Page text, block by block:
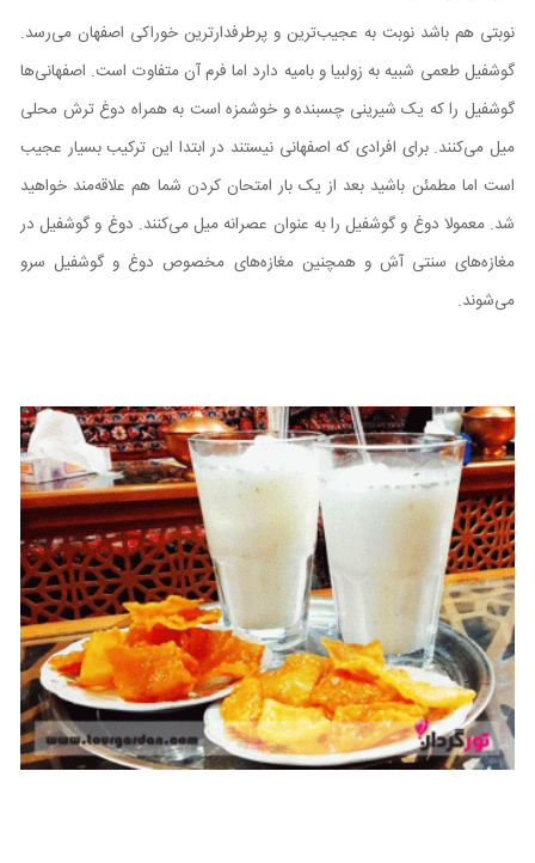
نوبتی هم باشد نوبت به عجیب‌ترین و پرطرفدارترین خوراکی اصفهان می‌رسد.
گوشفیل طعمی شبیه به زولبیا و بامیه دارد اما فرم آن متفاوت است. اصفهانی‌ها
گوشفیل را که یک شیرینی چسبنده و خوشمزه است به همراه دوغ ترش محلی
میل می‌کنند. برای افرادی که اصفهانی نیستند در ابتدا این ترکیب بسیار عجیب
است اما مطمئن باشید بعد از یک بار امتحان کردن شما هم علاقه‌مند خواهید
شد. معمولا دوغ و گوشفیل را به عنوان عصرانه میل می‌کنند. دوغ و گوشفیل در
مغازه‌های سنتی آش و همچنین مغازه‌های مخصوص دوغ و گوشفیل سرو
می‌شوند.